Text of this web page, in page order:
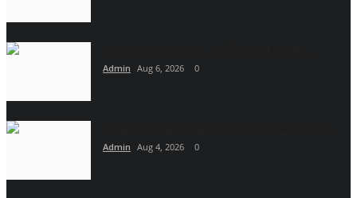
Admin Aug 6, 2026 0
Admin Aug 4, 2026 0